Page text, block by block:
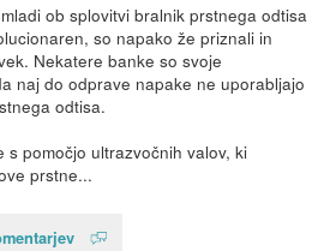
ob splovitvi bralnik prstnega odtisa
so napako že priznali in
Nekatere banke so svoje
naj do odprave napake ne uporabljajo
odtisa.
s pomočjo ultrazvočnih valov, ki
prstne...